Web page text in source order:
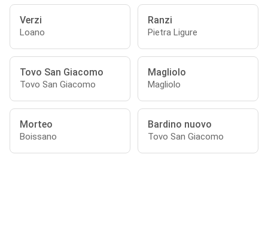
Verzi
Loano
Ranzi
Pietra Ligure
Tovo San Giacomo
Tovo San Giacomo
Magliolo
Magliolo
Morteo
Boissano
Bardino nuovo
Tovo San Giacomo